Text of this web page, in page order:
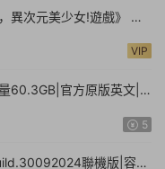
異次元美少女!遊戲》 官
VIP
60.3GB|官方原版英文|
5
聯機版|容量